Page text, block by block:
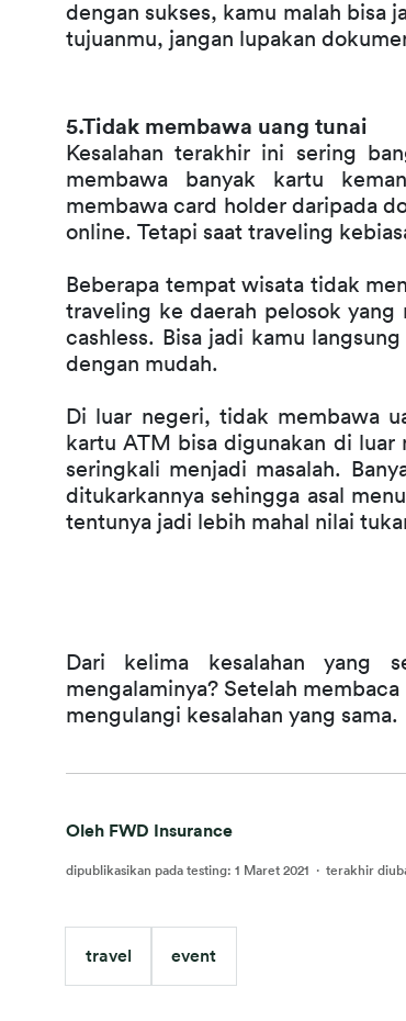
dengan sukses, kamu malah bisa
tujuanmu, jangan lupakan
5.Tidak membawa uang tunai
Kesalahan terakhir ini sering
membawa banyak kartu
membawa card holder daripada
online. Tetapi saat traveling
Beberapa tempat wisata tidak
traveling ke daerah pelosok yang
cashless. Bisa jadi kamu
dengan mudah.
Di luar negeri, tidak membawa
kartu ATM bisa digunakan di
seringkali menjadi masalah.
ditukarkannya sehingga asal
tentunya jadi lebih mahal nilai
Dari kelima kesalahan yang
mengalaminya? Setelah
mengulangi kesalahan yang sama.
Oleh FWD Insurance
dipublikasikan pada testing: 1 Maret 2021 · terakhir
travel event